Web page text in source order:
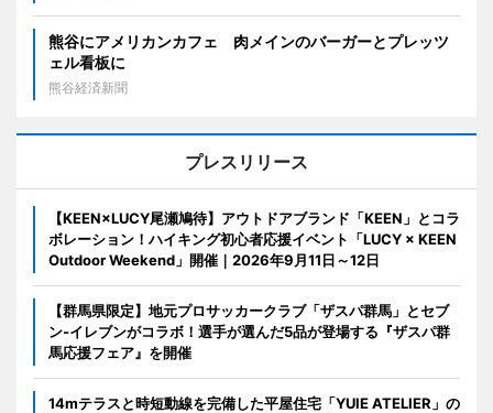
熊谷にアメリカンカフェ 肉メインのバーガーとプレッツ
ェル看板に
熊谷経済新聞
プレスリリース
【KEEN×LUCY尾瀬鳩待】アウトドアブランド「KEEN」とコラ
ボレーション！ハイキング初心者応援イベント「LUCY × KEEN
Outdoor Weekend」開催｜2026年9月11日～12日
【群馬県限定】地元プロサッカークラブ「ザスパ群馬」とセブ
ン‐イレブンがコラボ！選手が選んだ5品が登場する『ザスパ群
馬応援フェア』を開催
14mテラスと時短動線を完備した平屋住宅「YUIE ATELIER」の